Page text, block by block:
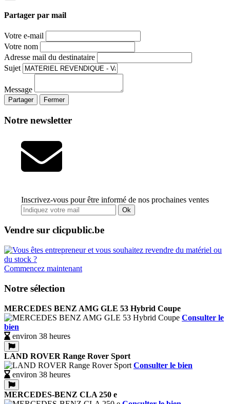
Partager par mail
Votre e-mail
Votre nom
Adresse mail du destinataire
Sujet
Message
Partager Fermer
Notre newsletter
Inscrivez-vous pour être informé de nos prochaines ventes
Ok
Vendre sur clicpublic.be
Commencez maintenant
Notre sélection
MERCEDES BENZ AMG GLE 53 Hybrid Coupe
Consulter le
bien
environ 38 heures
LAND ROVER Range Rover Sport
Consulter le bien
environ 38 heures
MERCEDES-BENZ CLA 250 e